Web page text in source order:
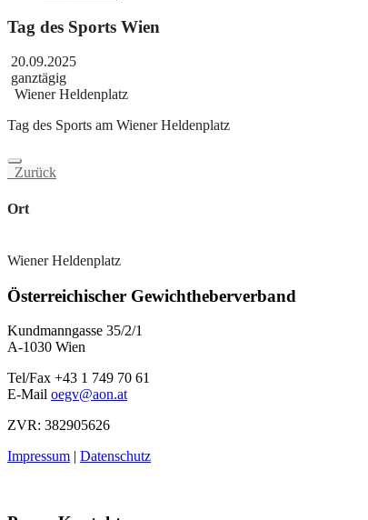
Tag des Sports Wien
20.09.2025
ganztägig
Wiener Heldenplatz
Tag des Sports am Wiener Heldenplatz
Zurück
Ort
Wiener Heldenplatz
Österreichischer Gewichtheberverband
Kundmanngasse 35/2/1
A-1030 Wien
Tel/Fax +43 1 749 70 61
E-Mail oegv@aon.at
ZVR: 382905626
Impressum | Datenschutz